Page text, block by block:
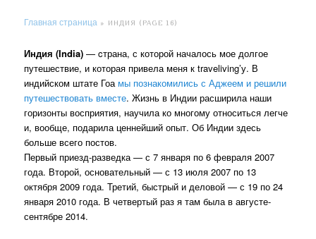
Главная страница » ИНДИЯ (PAGE 16)
Индия (India) — cтрана, с которой началось мое долгое
путешествие, и которая привела меня к traveliving’у. В
индийском штате Гоа мы познакомились с Аджеем и решили
путешествовать вместе. Жизнь в Индии расширила наши
горизонты восприятия, научила ко многому относиться легче
и, вообще, подарила ценнейший опыт. Об Индии здесь
больше всего постов.
Первый приезд-разведка — с 7 января по 6 февраля 2007
года. Второй, основательный — с 13 июля 2007 по 13
октября 2009 года. Третий, быстрый и деловой — с 19 по 24
января 2010 года. В четвертый раз я там была в августе-
сентябре 2014.